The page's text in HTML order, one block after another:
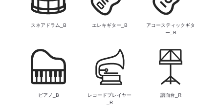
スネアドラム_B エレキギター_B
アコースティックギタ
ー_B
ピアノ_B
レコードプレイヤー
_R
譜面台_R